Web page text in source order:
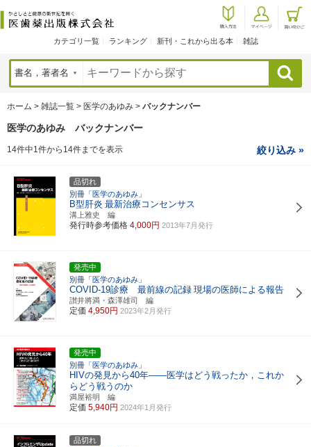
カテゴリ一覧 ランキング 新刊・これから出る本 雑誌
検索
ホーム > 雑誌一覧 > 医学のあゆみ > バックナンバー
医学のあゆみ バックナンバー
14件中1件から14件までを表示 絞り込み »
品切れ
別冊「医学のあゆみ」
B型肝炎 最新治療コンセンサス
溝上雅史 編
発行時参考価格 4,000円 2013年7月発行
発売中
別冊「医学のあゆみ」
COVID-19診療 最前線の記録 現場の医師による報告
讃井將満・森澤雄司 編
定価 4,950円 2023年2月発行
発売中
別冊「医学のあゆみ」
HIVの発見から40年――医学はどう戦ったか，これか
らどう戦うのか
満屋裕明 編
定価 5,940円 2024年1月発行
品切れ